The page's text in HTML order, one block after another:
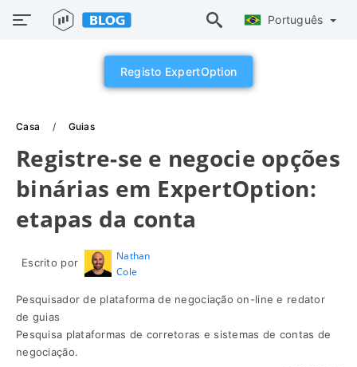
Português
Registo ExpertOption
Casa Guias
Registre-se e negocie opções
binárias em ExpertOption:
etapas da conta
Escrito por
Nathan
Cole
Pesquisador de plataforma de negociação on-line e redator
de guias
Pesquisa plataformas de corretoras e sistemas de contas de
negociação.